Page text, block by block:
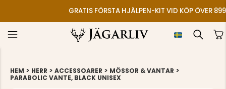
GRATIS FÖRSTA HJÄLPEN-KIT VID KÖP ÖVER
HEM > HERR > ACCESSOARER > MÖSSOR & VANTAR >
PARABOLIC VANTE, BLACK UNISEX